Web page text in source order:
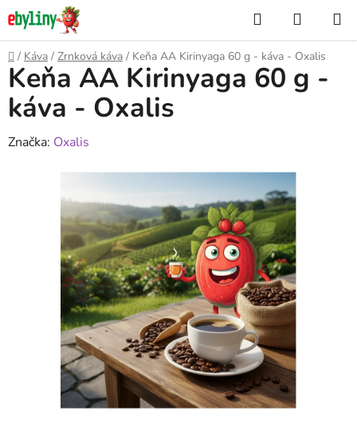
Přejít
na
obsah
Hledat
KOŠÍK
Domů
/ Káva / Zrnková káva / Keňa AA Kirinyaga 60 g - káva - Oxalis
Keňa AA Kirinyaga 60 g -
káva - Oxalis
Značka: Oxalis